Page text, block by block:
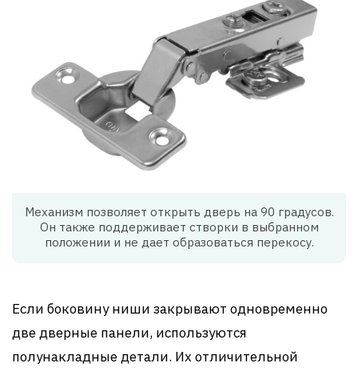
Механизм позволяет открыть дверь на 90 градусов.
Он также поддерживает створки в выбранном
положении и не дает образоваться перекосу.
Если боковину ниши закрывают одновременно
две дверные панели, используются
полунакладные детали. Их отличительной